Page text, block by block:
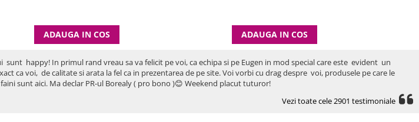
ADAUGA IN COS ADAUGA IN COS
happy! In primul rand vreau sa va felicit pe voi, ca echipa si pe Eugen in mod special care este evident un
ca voi, de calitate si arata la fel ca in prezentarea de pe site. Voi vorbi cu drag despre voi, produsele pe care le
sunt aici. Ma declar PR-ul Borealy ( pro bono )😊 Weekend placut tuturor!
Vezi toate cele 2901 testimoniale